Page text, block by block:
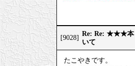
[9028]
Re: Re: ★★★本
いて
たこやきです。